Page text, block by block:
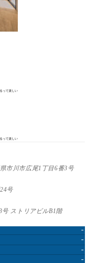
って楽しい
って楽しい
市川市広尾1丁目6番3号
号
号 ストリアビルB1階